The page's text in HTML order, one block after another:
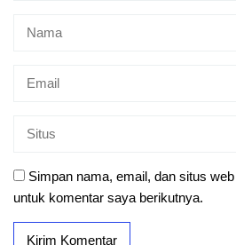
Simpan nama, email, dan situs
untuk komentar saya berikutnya.